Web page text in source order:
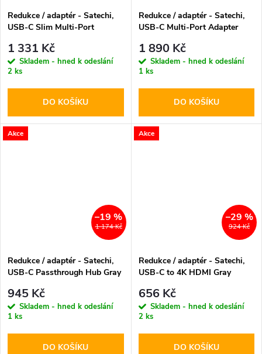
Redukce / adaptér - Satechi,
USB-C Slim Multi-Port
1 331 Kč
Skladem - hned k odeslání
2 ks
DO KOŠÍKU
Redukce / adaptér - Satechi,
USB-C Multi-Port Adapter
1 890 Kč
Skladem - hned k odeslání
1 ks
DO KOŠÍKU
Akce
1 174 Kč
–19 %
Redukce / adaptér - Satechi,
USB-C Passthrough Hub Gray
945 Kč
Skladem - hned k odeslání
1 ks
DO KOŠÍKU
Akce
924 Kč
–29 %
Redukce / adaptér - Satechi,
USB-C to 4K HDMI Gray
656 Kč
Skladem - hned k odeslání
2 ks
DO KOŠÍKU